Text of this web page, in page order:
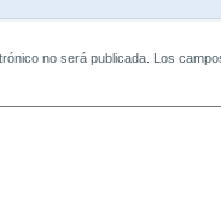
no será publicada. Los